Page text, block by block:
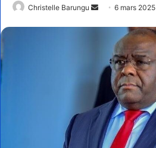
Christelle Barungu
Envoyer
courriel
6 mars 2025